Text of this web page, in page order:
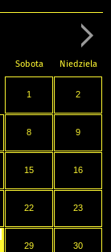
Sobota Niedziela
1 2
8 9
15 16
22 23
29 30